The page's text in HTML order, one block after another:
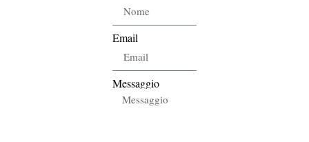
Email
Messaggio